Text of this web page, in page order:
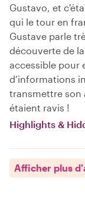
Gustavo, et
qui le tour en
Gustave parle
découverte de
accessible pour
d’informations
transmettre son
étaient ravis !
Highlights &
Afficher plus